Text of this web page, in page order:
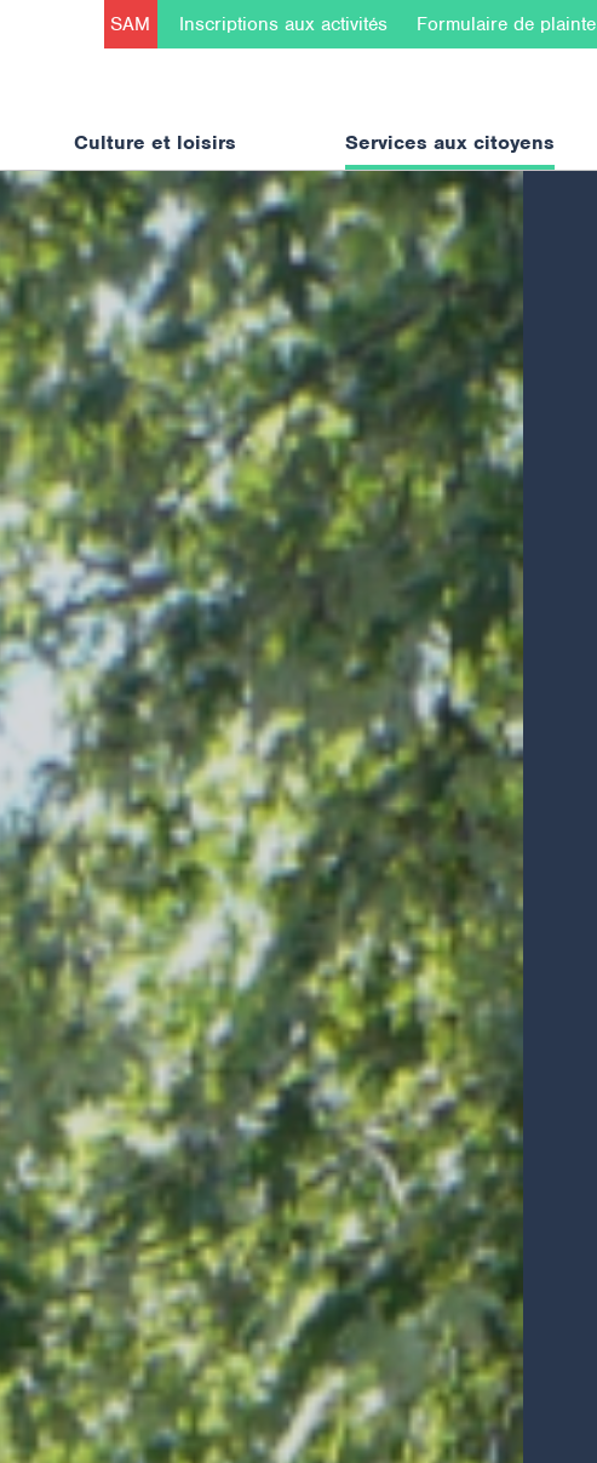
Culture et loisirs Services aux citoyens
SAM Inscriptions aux activités Formulaire de plainte